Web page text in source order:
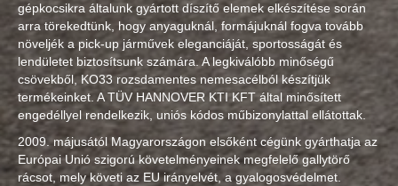
gépkocsikra általunk gyártott díszítő elemek elkészítése során
arra törekedtünk, hogy anyaguknál, formájuknál fogva tovább
növeljék a pick-up járművek eleganciáját, sportosságát és
lendületet biztosítsunk számára. A legkiválóbb minőségű
csövekből, KO33 rozsdamentes nemesacélból készítjük
termékeinket. A TÜV HANNOVER KTI KFT által minősített
engedéllyel rendelkezik, uniós kódos műbizonylattal ellátottak.
2009. májusától Magyarországon elsőként cégünk gyárthatja az
Európai Unió szigorú követelményeinek megfelelő gallytörő
rácsot, mely követi az EU irányelvét, a gyalogosvédelmet.